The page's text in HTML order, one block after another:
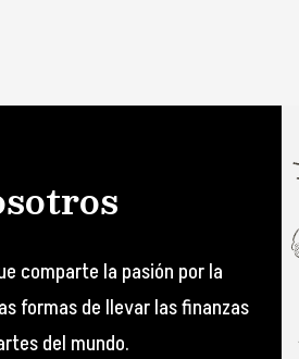
comparte la pasión por la
formas de llevar las finanzas
del mundo.